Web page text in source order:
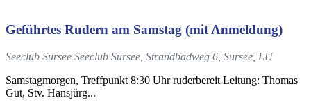
Geführtes Rudern am Samstag (mit Anmeldung)
Seeclub Sursee Seeclub Sursee, Strandbadweg 6, Sursee, LU
Samstagmorgen, Treffpunkt 8:30 Uhr ruderbereit Leitung: Thomas
Gut, Stv. Hansjürg...